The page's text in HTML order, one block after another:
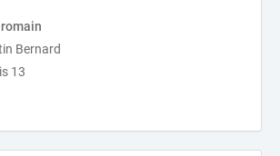
romain
Bernard
13